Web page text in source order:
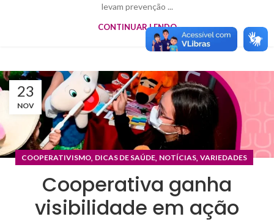
levam prevenção ...
CONTINUAR LENDO
23
NOV
COOPERATIVISMO, DICAS DE SAÚDE, NOTÍCIAS, VARIEDADES
Cooperativa ganha
visibilidade em ação